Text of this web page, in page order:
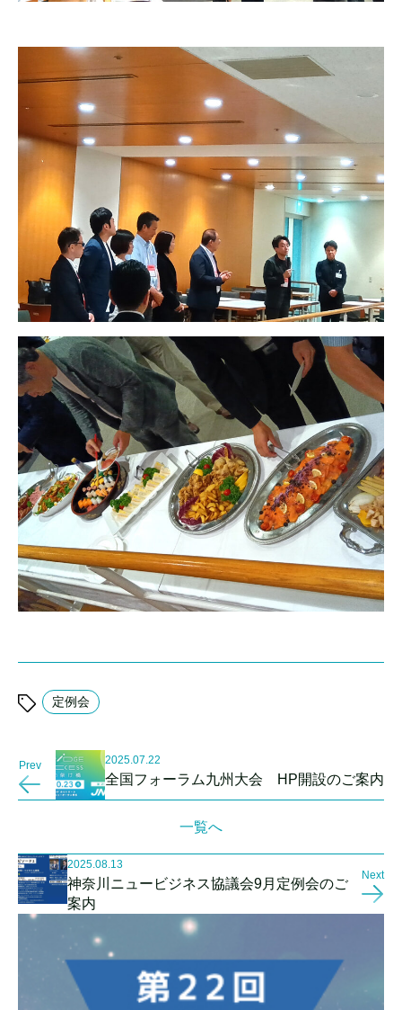
定例会
Prev 2025.07.22
全国フォーラム九州大会 HP開設のご案内
一覧へ
2025.08.13
神奈川ニュービジネス協議会9月定例会のご
案内
Next